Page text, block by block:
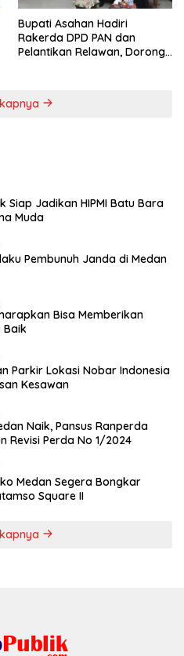
Bupati Asahan Hadiri
Rakerda DPD PAN dan
Pelantikan Relawan, Dorong
Siap Jadikan HIPMI Batu Bara
Muda
Pembunuh Janda di Medan
Bisa Memberikan
Baik
Parkir Lokasi Nobar Indonesia
Kesawan
Naik, Pansus Ranperda
Revisi Perda No 1/2024
Medan Segera Bongkar
Square II